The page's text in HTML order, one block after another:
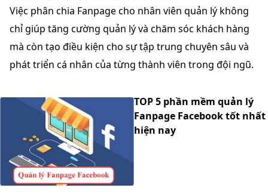
Việc phân chia Fanpage cho nhân viên quản lý không
chỉ giúp tăng cường quản lý và chăm sóc khách hàng
mà còn tạo điều kiện cho sự tập trung chuyên sâu và
phát triển cá nhân của từng thành viên trong đội ngũ.
TOP 5 phần mềm quản lý
Fanpage Facebook tốt nhất
hiện nay